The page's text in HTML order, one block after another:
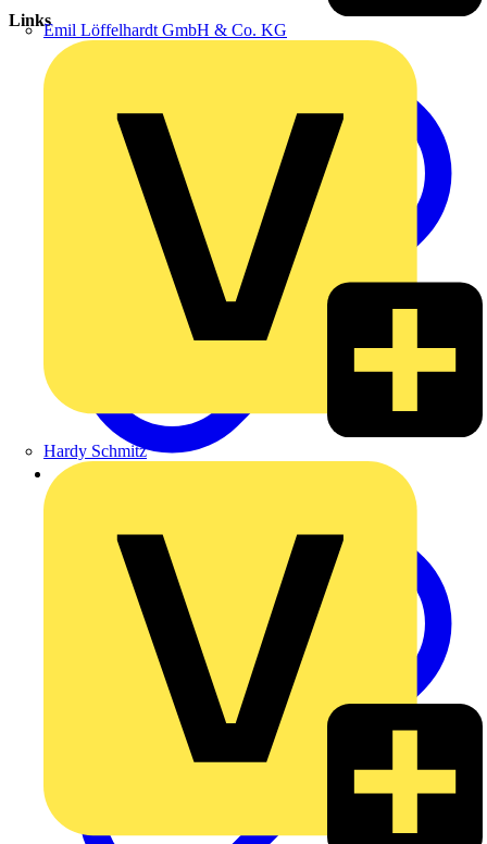
Emil Löffelhardt GmbH & Co. KG
Hardy Schmitz
Links